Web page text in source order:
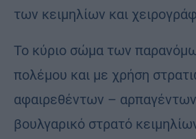
των κειμηλίων και
Το κύριο σώμα των
πολέμου και με χρήση
αφαιρεθέντων –
βουλγαρικό στρατό